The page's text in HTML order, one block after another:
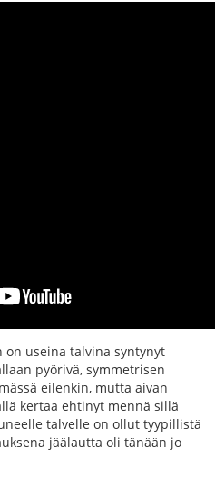
on useina talvina syntynyt
pyörivä, symmetrisen
eilenkin, mutta aivan
kertaa ehtinyt mennä sillä
talvelle on ollut tyypillistä
jäälautta oli tänään jo